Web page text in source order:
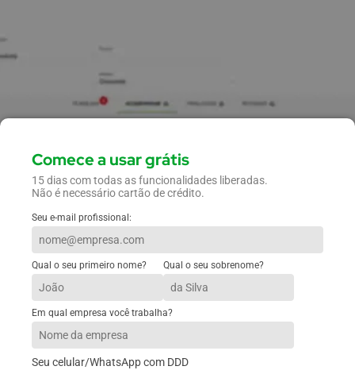
Comece a usar grátis
15 dias com todas as funcionalidades liberadas.
Não é necessário cartão de crédito.
Seu e-mail profissional:
Qual o seu primeiro nome? Qual o seu sobrenome?
Em qual empresa você trabalha?
Seu celular/WhatsApp com DDD